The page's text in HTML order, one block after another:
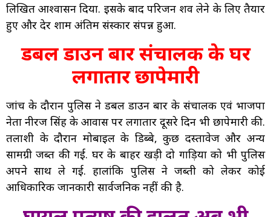
लिखित आश्वासन दिया. इसके बाद परिजन शव लेने के लिए तैयार
हुए और देर शाम अंतिम संस्कार संपन्न हुआ.
डबल डाउन बार संचालक के घर
लगातार छापेमारी
जांच के दौरान पुलिस ने डबल डाउन बार के संचालक एवं भाजपा
नेता नीरज सिंह के आवास पर लगातार दूसरे दिन भी छापेमारी की.
तलाशी के दौरान मोबाइल के डिब्बे, कुछ दस्तावेज और अन्य
सामग्री जब्त की गई. घर के बाहर खड़ी दो गाड़ियों को भी पुलिस
अपने साथ ले गई. हालांकि पुलिस ने जब्ती को लेकर कोई
आधिकारिक जानकारी सार्वजनिक नहीं की है.